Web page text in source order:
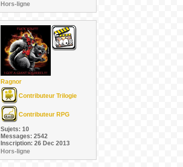
Hors-ligne
Ragnor
Contributeur Trilogie
Contributeur RPG
Sujets: 10
Messages: 2542
Inscription: 26 Dec 2013
Hors-ligne